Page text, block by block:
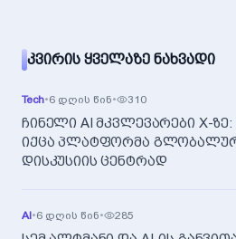
ᲙᲕᲘᲠᲘᲡ ᲧᲕᲔᲚᲐᲖᲔ ᲜᲐᲮᲕᲐᲓᲘ
Tech•6 დღის წინ• 310
ჩინელი AI მკვლევარები X-
იქცა პლატფორმა
დისკუსიის ცენტრად
AI•6 დღის წინ• 285